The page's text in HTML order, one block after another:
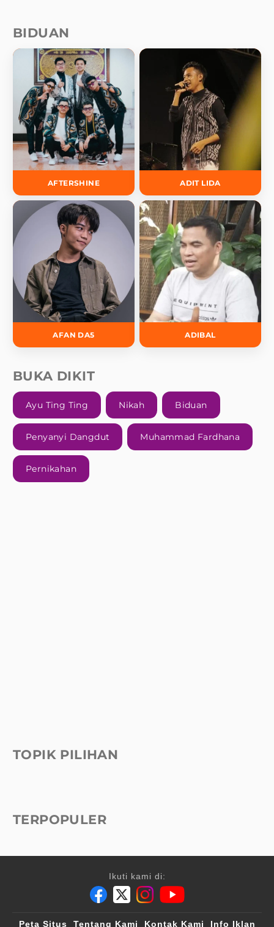
BIDUAN
AFTERSHINE ADIT LIDA
AFAN DA5 ADIBAL
BUKA DIKIT
Ayu Ting Ting Nikah Biduan
Penyanyi Dangdut Muhammad Fardhana
Pernikahan
TOPIK PILIHAN
TERPOPULER
Ikuti kami di:
Peta Situs Tentang Kami Kontak Kami Info Iklan